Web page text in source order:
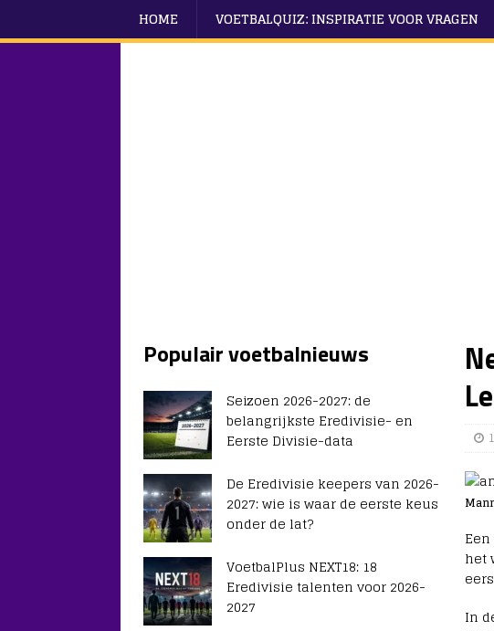
HOME VOETBALQUIZ: INSPIRATIE VOOR VRAGEN
het
In
Populair voetbalnieuws
Seizoen 2026-2027: de
belangrijkste Eredivisie- en
Eerste Divisie-data
De Eredivisie keepers van 2026-
2027: wie is waar de eerste keus
onder de lat?
VoetbalPlus NEXT18: 18
Eredivisie talenten voor 2026-
2027